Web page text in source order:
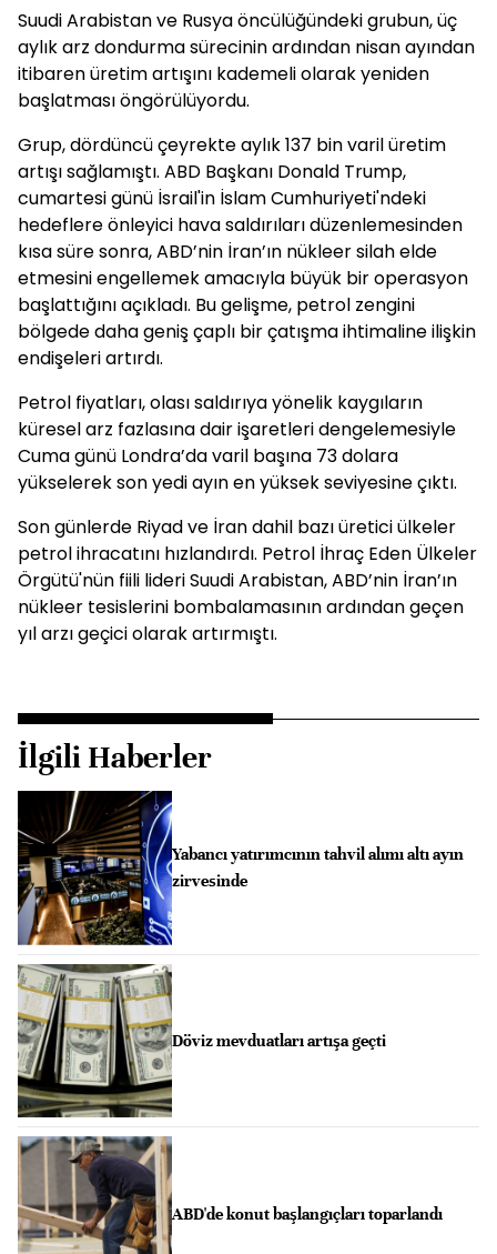
Suudi Arabistan ve Rusya öncülüğündeki grubun, üç
aylık arz dondurma sürecinin ardından nisan ayından
itibaren üretim artışını kademeli olarak yeniden
başlatması öngörülüyordu.
Grup, dördüncü çeyrekte aylık 137 bin varil üretim
artışı sağlamıştı. ABD Başkanı Donald Trump,
cumartesi günü İsrail'in İslam Cumhuriyeti'ndeki
hedeflere önleyici hava saldırıları düzenlemesinden
kısa süre sonra, ABD’nin İran’ın nükleer silah elde
etmesini engellemek amacıyla büyük bir operasyon
başlattığını açıkladı. Bu gelişme, petrol zengini
bölgede daha geniş çaplı bir çatışma ihtimaline ilişkin
endişeleri artırdı.
Petrol fiyatları, olası saldırıya yönelik kaygıların
küresel arz fazlasına dair işaretleri dengelemesiyle
Cuma günü Londra’da varil başına 73 dolara
yükselerek son yedi ayın en yüksek seviyesine çıktı.
Son günlerde Riyad ve İran dahil bazı üretici ülkeler
petrol ihracatını hızlandırdı. Petrol İhraç Eden Ülkeler
Örgütü'nün fiili lideri Suudi Arabistan, ABD’nin İran’ın
nükleer tesislerini bombalamasının ardından geçen
yıl arzı geçici olarak artırmıştı.
İlgili Haberler
Yabancı yatırımcının tahvil alımı altı ayın
zirvesinde
Döviz mevduatları artışa geçti
ABD'de konut başlangıçları toparlandı